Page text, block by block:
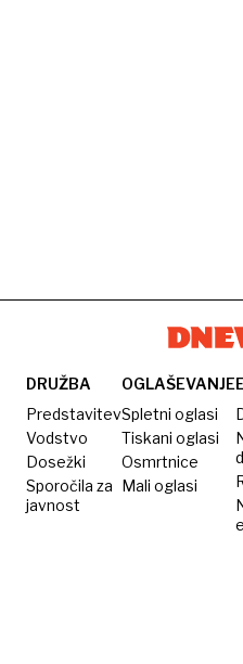
DRUŽBA
Predstavitev
Vodstvo
Dosežki
Sporočila za
javnost
OGLAŠEVANJE
Spletni oglasi
Tiskani oglasi
Osmrtnice
Mali oglasi